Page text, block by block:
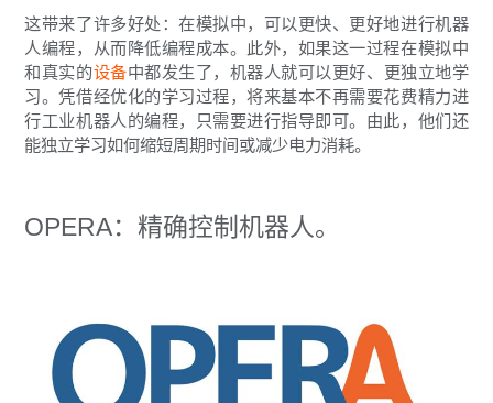
这带来了许多好处：在模拟中，可以更快、更好地进行机器
人编程，从而降低编程成本。此外，如果这一过程在模拟中
和真实的设备中都发生了，机器人就可以更好、更独立地学
习。凭借经优化的学习过程，将来基本不再需要花费精力进
行工业机器人的编程，只需要进行指导即可。由此，他们还
能独立学习如何缩短周期时间或减少电力消耗。
OPERA：精确控制机器人。